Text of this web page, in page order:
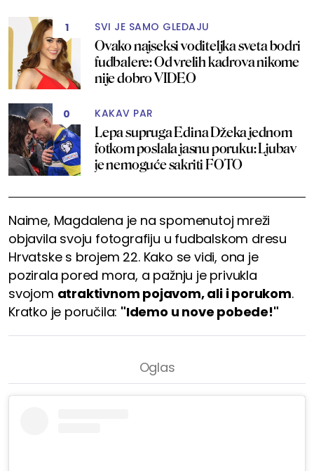
1 SVI JE SAMO GLEDAJU
Ovako najseksi voditeljka sveta bodri
fudbalere: Od vrelih kadrova nikome
nije dobro VIDEO
0 KAKAV PAR
Lepa supruga Edina Džeka jednom
fotkom poslala jasnu poruku: Ljubav
je nemoguće sakriti FOTO
Naime, Magdalena je na spomenutoj mreži
objavila svoju fotografiju u fudbalskom dresu
Hrvatske s brojem 22. Kako se vidi, ona je
pozirala pored mora, a pažnju je privukla
svojom atraktivnom pojavom, ali i porukom.
Kratko je poručila: "Idemo u nove pobede!"